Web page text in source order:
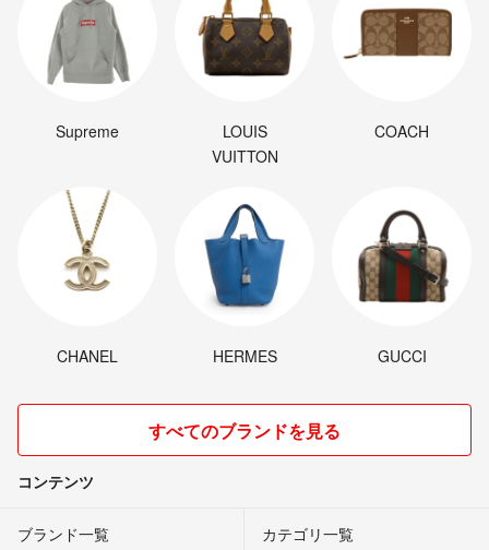
Supreme
LOUIS
VUITTON
COACH
CHANEL HERMES GUCCI
すべてのブランドを見る
コンテンツ
ブランド一覧 カテゴリ一覧